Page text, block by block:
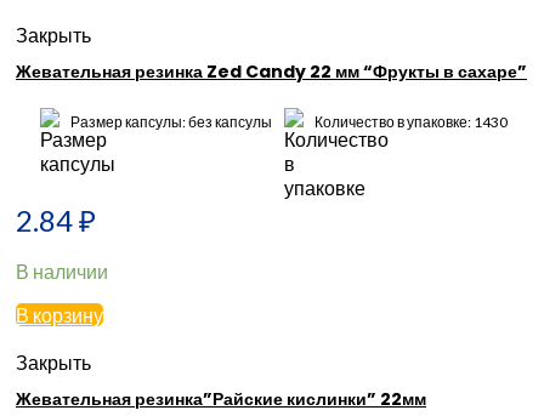
Закрыть
Жевательная резинка Zed Candy 22 мм “Фрукты в сахаре”
Размер капсулы: без капсулы Количество в упаковке: 1430
2.84₽
В наличии
В корзину
Закрыть
Жевательная резинка”Райские кислинки” 22мм